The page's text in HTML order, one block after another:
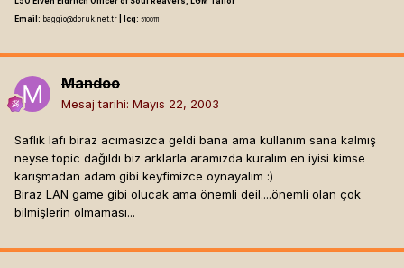
Email: baggio@doruk.net.tr | Icq: 5100111
Mandoo
Mesaj tarihi: Mayıs 22, 2003
Saflık lafı biraz acımasızca geldi bana ama kullanım sana kalmış
neyse topic dağıldı biz arklarla aramızda kuralım en iyisi kimse
karışmadan adam gibi keyfimizce oynayalım :)
Biraz LAN game gibi olucak ama önemli deil....önemli olan çok
bilmişlerin olmaması...